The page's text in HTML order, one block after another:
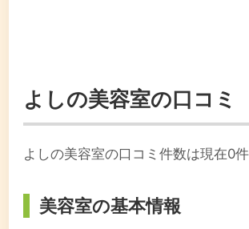
よしの美容室の口コミ
よしの美容室の口コミ件数は現在0件
美容室の基本情報